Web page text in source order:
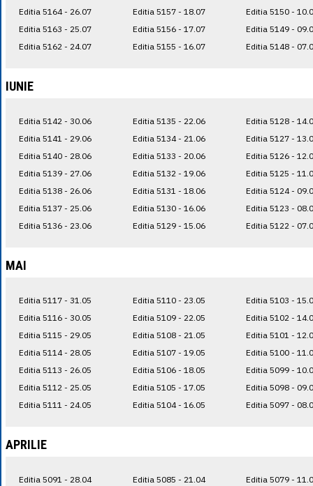
Editia 5164 - 26.07
Editia 5163 - 25.07
Editia 5162 - 24.07
Editia 5157 - 18.07
Editia 5156 - 17.07
Editia 5155 - 16.07
Editia 5150 -
Editia 5149 -
Editia 5148 -
IUNIE
Editia 5142 - 30.06
Editia 5141 - 29.06
Editia 5140 - 28.06
Editia 5139 - 27.06
Editia 5138 - 26.06
Editia 5137 - 25.06
Editia 5136 - 23.06
Editia 5135 - 22.06
Editia 5134 - 21.06
Editia 5133 - 20.06
Editia 5132 - 19.06
Editia 5131 - 18.06
Editia 5130 - 16.06
Editia 5129 - 15.06
Editia 5128 -
Editia 5127 -
Editia 5126 -
Editia 5125 -
Editia 5124 -
Editia 5123 -
Editia 5122 -
MAI
Editia 5117 - 31.05
Editia 5116 - 30.05
Editia 5115 - 29.05
Editia 5114 - 28.05
Editia 5113 - 26.05
Editia 5112 - 25.05
Editia 5111 - 24.05
Editia 5110 - 23.05
Editia 5109 - 22.05
Editia 5108 - 21.05
Editia 5107 - 19.05
Editia 5106 - 18.05
Editia 5105 - 17.05
Editia 5104 - 16.05
Editia 5103 -
Editia 5102 -
Editia 5101 -
Editia 5100 -
Editia 5099 -
Editia 5098 -
Editia 5097 -
APRILIE
Editia 5091 - 28.04 Editia 5085 - 21.04 Editia 5079 -